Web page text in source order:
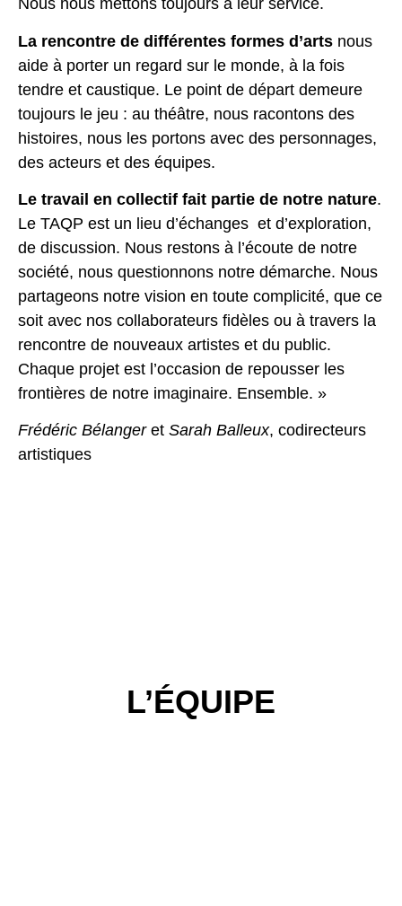
Nous nous mettons toujours à leur service.
La rencontre de différentes formes d’arts nous
aide à porter un regard sur le monde, à la fois
tendre et caustique. Le point de départ demeure
toujours le jeu : au théâtre, nous racontons des
histoires, nous les portons avec des personnages,
des acteurs et des équipes.
Le travail en collectif fait partie de notre nature.
Le TAQP est un lieu d’échanges et d’exploration,
de discussion. Nous restons à l’écoute de notre
société, nous questionnons notre démarche. Nous
partageons notre vision en toute complicité, que ce
soit avec nos collaborateurs fidèles ou à travers la
rencontre de nouveaux artistes et du public.
Chaque projet est l’occasion de repousser les
frontières de notre imaginaire. Ensemble. »
Frédéric Bélangeret Sarah Balleux, codirecteurs
artistiques
L’ÉQUIPE